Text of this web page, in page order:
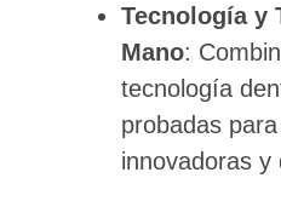
Tecnología y
Mano:
tecnología
probadas
innovadoras y